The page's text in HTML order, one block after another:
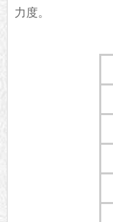
力度。